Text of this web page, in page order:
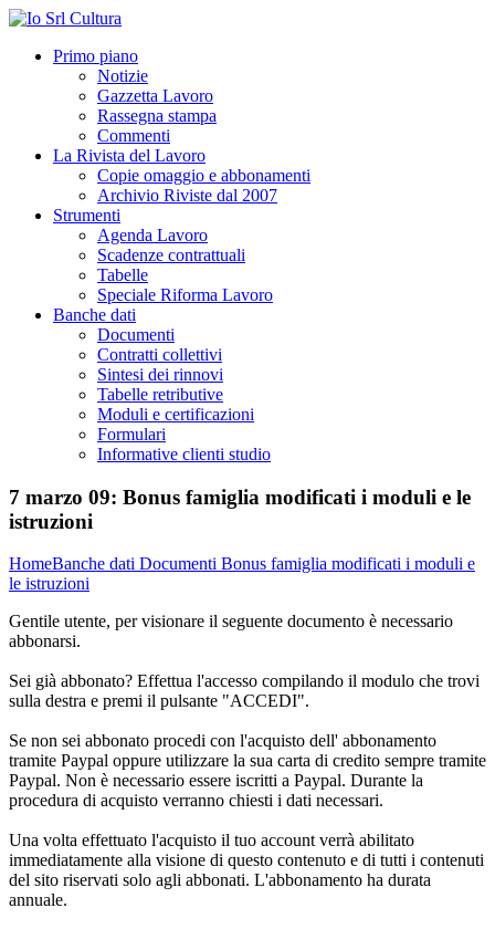
Primo piano
Notizie
Gazzetta Lavoro
Rassegna stampa
Commenti
La Rivista del Lavoro
Copie omaggio e abbonamenti
Archivio Riviste dal 2007
Strumenti
Agenda Lavoro
Scadenze contrattuali
Tabelle
Speciale Riforma Lavoro
Banche dati
Documenti
Contratti collettivi
Sintesi dei rinnovi
Tabelle retributive
Moduli e certificazioni
Formulari
Informative clienti studio
7 marzo 09: Bonus famiglia modificati i moduli e le
istruzioni
HomeBanche dati Documenti Bonus famiglia modificati i moduli e
le istruzioni
Gentile utente, per visionare il seguente documento è necessario
abbonarsi.
Sei già abbonato? Effettua l'accesso compilando il modulo che trovi
sulla destra e premi il pulsante "ACCEDI".
Se non sei abbonato procedi con l'acquisto dell' abbonamento
tramite Paypal oppure utilizzare la sua carta di credito sempre tramite
Paypal. Non è necessario essere iscritti a Paypal. Durante la
procedura di acquisto verranno chiesti i dati necessari.
Una volta effettuato l'acquisto il tuo account verrà abilitato
immediatamente alla visione di questo contenuto e di tutti i contenuti
del sito riservati solo agli abbonati. L'abbonamento ha durata
annuale.